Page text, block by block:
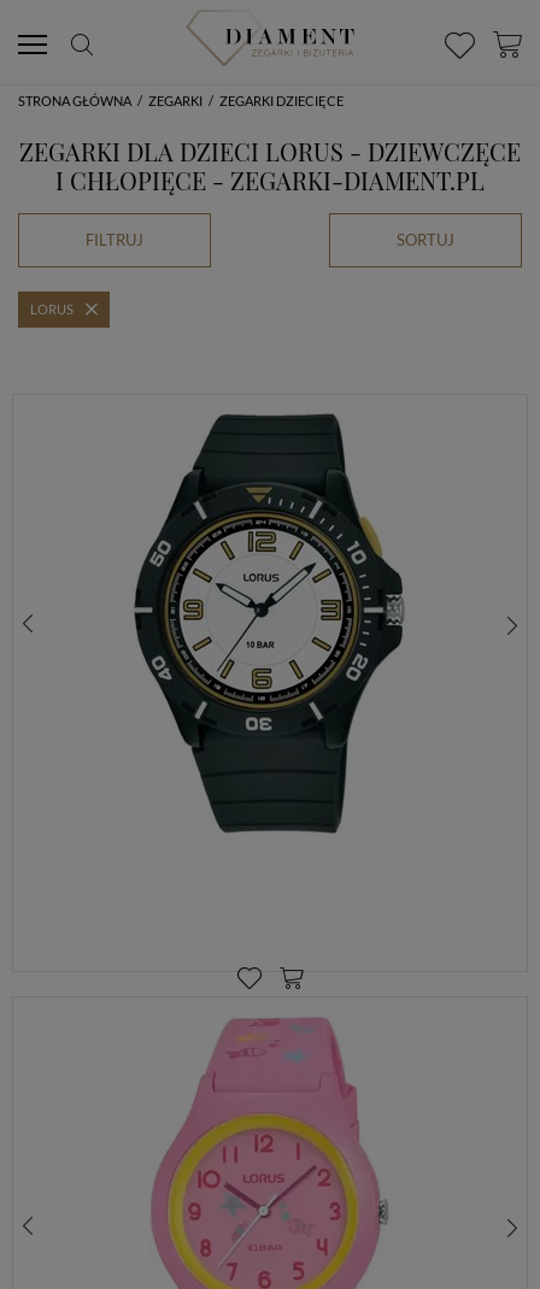
STRONA GŁÓWNA / ZEGARKI / ZEGARKI DZIECIĘCE
ZEGARKI DLA DZIECI LORUS - DZIEWCZĘCE
I CHŁOPIĘCE - ZEGARKI-DIAMENT.PL
FILTRUJ SORTUJ
LORUS
149,00 zł 114,00 zł